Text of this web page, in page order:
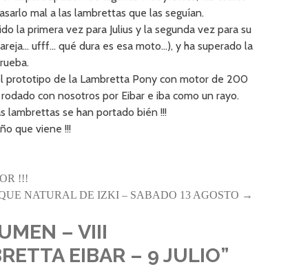
mal a las lambrettas que las seguían.
la primera vez para Julius y la segunda vez para su
ufff… qué dura es esa moto…), y ha superado la
prototipo de la Lambretta Pony con motor de 200
con nosotros por Eibar e iba como un rayo.
lambrettas se han portado bién !!!
que viene !!!
!!!
NATURAL DE IZKI – SABADO 13 AGOSTO →
– VIII
EIBAR – 9 JULIO”